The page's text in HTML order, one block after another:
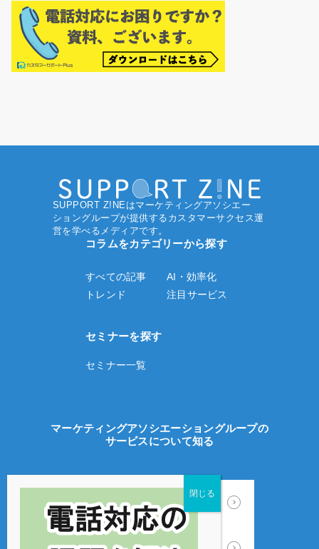
SUPPORT Z!NEはマーケティングアソシエー
ショングループが提供するカスタマーサクセス運
営を学べるメディアです。
コラムをカテゴリーから探す
すべての記事
AI・効率化
トレンド
注目サービス
セミナーを探す
セミナー一覧
マーケティングアソシエーショングループの
サービスについて知る
ECサイト制作
WEB広告運用